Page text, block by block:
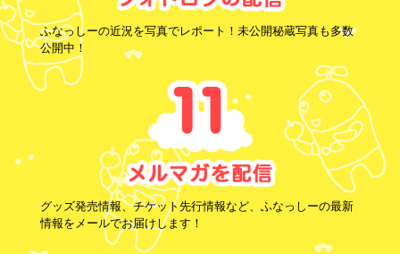
ふなっしーの近況を写真でレポート！未公開秘蔵写真も多数
公開中！
グッズ発売情報、チケット先行情報など、ふなっしーの最新
情報をメールでお届けします！